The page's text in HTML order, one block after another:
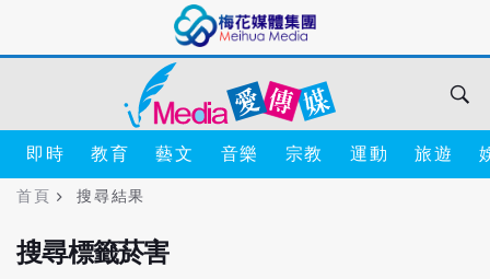
即時 教育 藝文 音樂 宗教 運動 旅遊
首頁 搜尋結果
搜尋標籤菸害